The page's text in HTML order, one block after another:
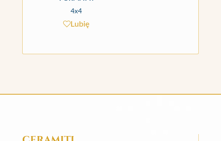
4x4
Lubię